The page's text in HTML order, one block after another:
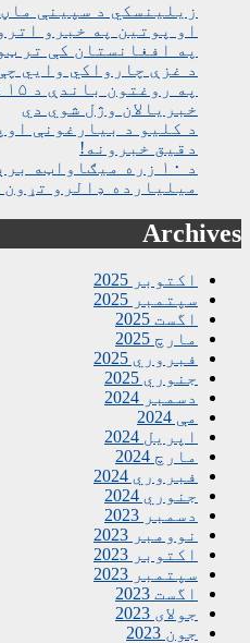
زیلینسکي د سپینې
او پوتین په خبرو
په افغانستان کې تر
د غزې چارواکي وايي
خبریالان وژل شوي دي
د کلیو د بیارغونې
دقیق خبرونه!
میلیارده ډالرو تړون
Archives
اکتوبر 2025
سپتمبر 2025
اگست 2025
مارچ 2025
فبروري 2025
جنوري 2025
دسمبر 2024
مې 2024
اپریل 2024
مارچ 2024
فبروري 2024
جنوري 2024
دسمبر 2023
نوومبر 2023
اکتوبر 2023
سپتمبر 2023
اگست 2023
جولای 2023
جون 2023